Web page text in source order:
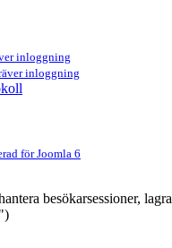
inloggning
inloggning
för Joomla 6
besökarsessioner, lagra